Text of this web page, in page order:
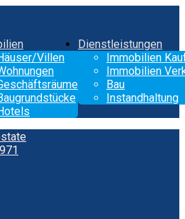
Villen
Dienstleistungen
Immobilien
Immobilien
Bau
Instandhaltung